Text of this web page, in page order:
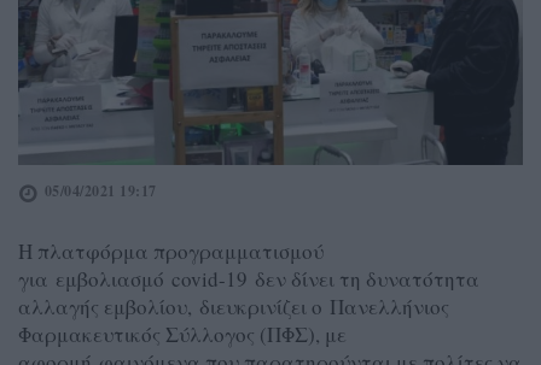
05/04/2021 19:17
H πλατφόρμα προγραμματισμού
για εμβολιασμό covid-19 δεν δίνει τη δυνατότητα
αλλαγής εμβολίου, διευκρινίζει ο Πανελλήνιος
Φαρμακευτικός Σύλλογος (ΠΦΣ), με